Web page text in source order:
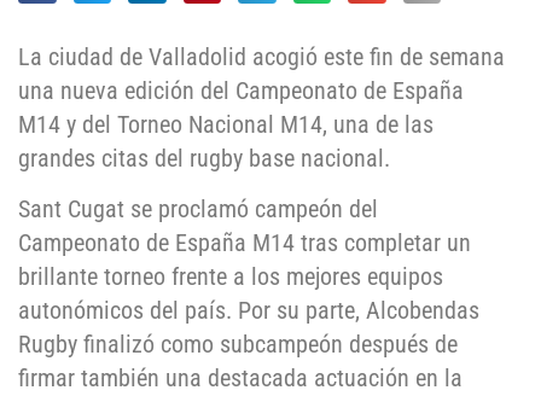
La ciudad de Valladolid acogió este fin de semana
una nueva edición del Campeonato de España
M14 y del Torneo Nacional M14, una de las
grandes citas del rugby base nacional.
Sant Cugat se proclamó campeón del
Campeonato de España M14 tras completar un
brillante torneo frente a los mejores equipos
autonómicos del país. Por su parte, Alcobendas
Rugby finalizó como subcampeón después de
firmar también una destacada actuación en la